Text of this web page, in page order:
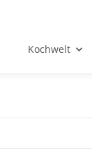
Kochwelt